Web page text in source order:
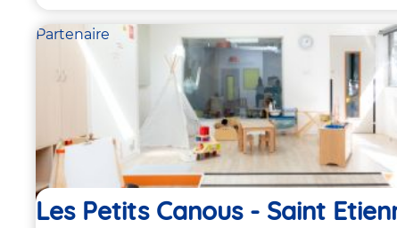
Partenaire
Les Petits Canous - Saint